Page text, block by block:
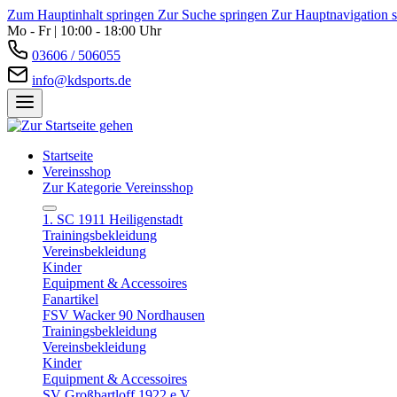
Zum Hauptinhalt springen Zur Suche springen Zur Hauptnavigation
Mo - Fr | 10:00 - 18:00 Uhr
03606 / 506055
info@kdsports.de
Startseite
Vereinsshop
Zur Kategorie Vereinsshop
1. SC 1911 Heiligenstadt
Trainingsbekleidung
Vereinsbekleidung
Kinder
Equipment & Accessoires
Fanartikel
FSV Wacker 90 Nordhausen
Trainingsbekleidung
Vereinsbekleidung
Kinder
Equipment & Accessoires